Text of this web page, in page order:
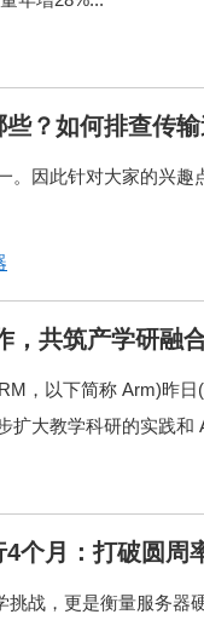
？如何排查传
。因此针对大家的兴
，共筑产学研融
，以下简称 Arm)昨
扩大教学科研的实践和
个月：打破圆周
战，更是衡量服务器